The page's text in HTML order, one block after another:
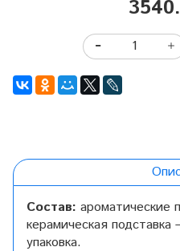
Состав: ароматические
керамическая
упаковка.